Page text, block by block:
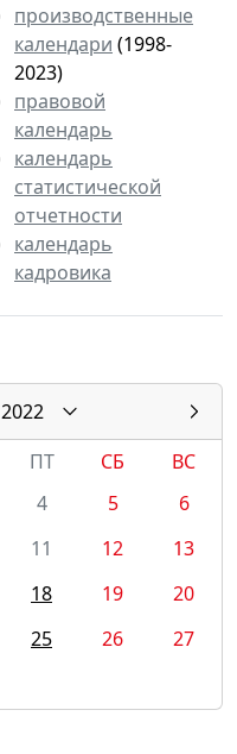
производственные
календари (1998-
2023)
правовой
календарь
календарь
статистической
отчетности
календарь
кадровика
2022
ПТ СБ
ВС
4 5
6
11 12
13
18 19
20
25 26
27